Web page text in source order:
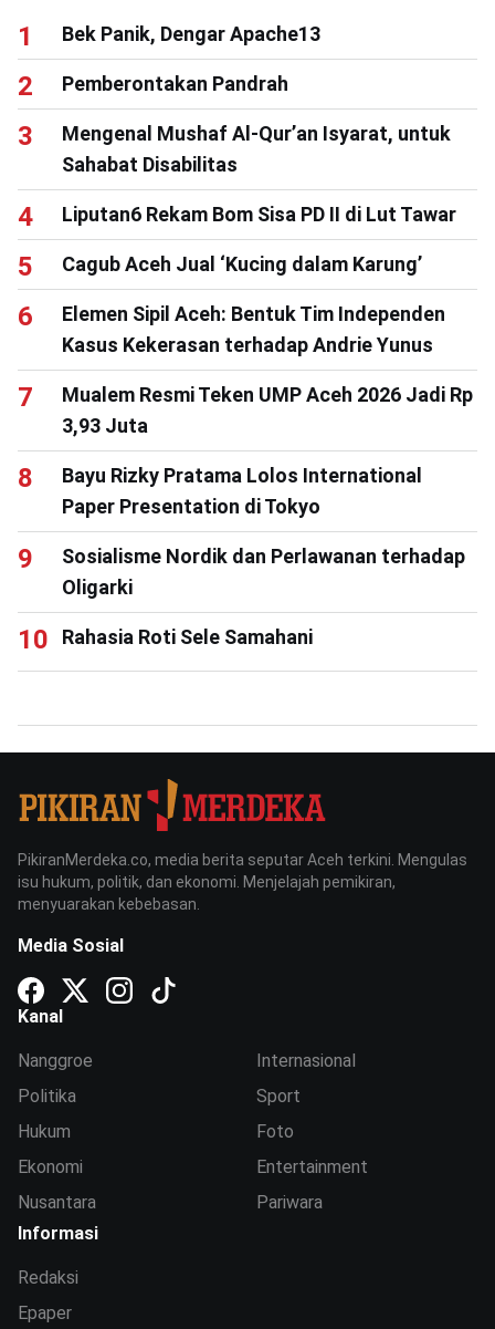
Bek Panik, Dengar Apache13
Pemberontakan Pandrah
Mengenal Mushaf Al-Qur’an Isyarat, untuk
Sahabat Disabilitas
Liputan6 Rekam Bom Sisa PD II di Lut Tawar
Cagub Aceh Jual ‘Kucing dalam Karung’
Elemen Sipil Aceh: Bentuk Tim Independen
Kasus Kekerasan terhadap Andrie Yunus
Mualem Resmi Teken UMP Aceh 2026 Jadi Rp
3,93 Juta
Bayu Rizky Pratama Lolos International
Paper Presentation di Tokyo
Sosialisme Nordik dan Perlawanan terhadap
Oligarki
Rahasia Roti Sele Samahani
PikiranMerdeka.co, media berita seputar Aceh terkini. Mengulas
isu hukum, politik, dan ekonomi. Menjelajah pemikiran,
menyuarakan kebebasan.
Media Sosial
Kanal
Nanggroe
Politika
Hukum
Ekonomi
Nusantara
Internasional
Sport
Foto
Entertainment
Pariwara
Informasi
Redaksi
Epaper